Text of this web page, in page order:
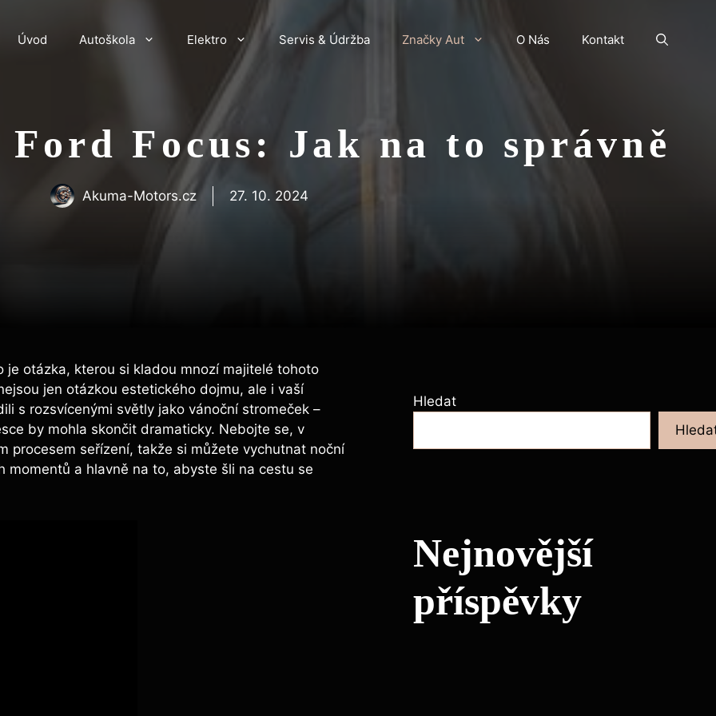
Úvod Autoškola Elektro Servis & Údržba Značky Aut O Nás Kontakt
Focus: Jak na to správně
Akuma-Motors.cz 27. 10. 2024
je otázka, kterou si kladou mnozí majitelé tohoto
jen otázkou estetického dojmu, ale i vaší
s rozsvícenými světly jako vánoční stromeček –
by mohla skončit dramaticky. Nebojte se, v
procesem seřízení, takže si můžete vychutnat noční
momentů a hlavně na to, abyste šli na cestu se
Hledat
Nejnovější
příspěvky